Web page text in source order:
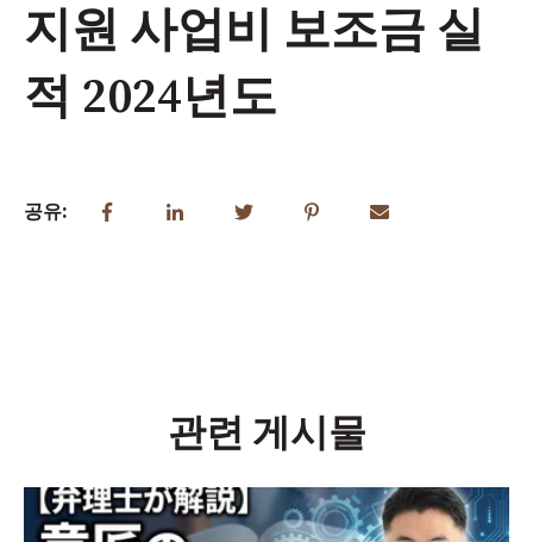
지원 사업비 보조금 실
적 2024년도
공유:
관련 게시물